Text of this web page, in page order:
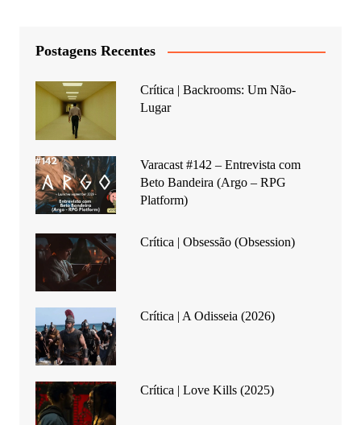
Postagens Recentes
Crítica | Backrooms: Um Não-
Lugar
Varacast #142 – Entrevista com
Beto Bandeira (Argo – RPG
Platform)
Crítica | Obsessão (Obsession)
Crítica | A Odisseia (2026)
Crítica | Love Kills (2025)